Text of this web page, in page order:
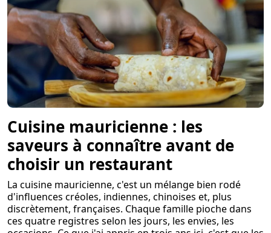
Cuisine mauricienne : les
saveurs à connaître avant de
choisir un restaurant
La cuisine mauricienne, c'est un mélange bien rodé
d'influences créoles, indiennes, chinoises et, plus
discrètement, françaises. Chaque famille pioche dans
ces quatre registres selon les jours, les envies, les